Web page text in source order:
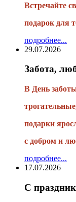
Встречайте
подарок для
подробнее...
29.07.2026
Забота,
В День
подарки
с добром и
подробнее...
17.07.2026
С